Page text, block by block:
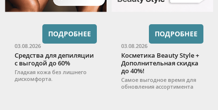
03.08.2026
Средства для депиляции
с выгодой до 60%
Гладкая кожа без лишнего
дискомфорта.
ПОДРОБНЕЕ
03.08.2026
Косметика Beauty Style +
Дополнительная скидка
до 40%!
Самое выгодное время для
обновления ассортимента
ПОДРОБНЕЕ